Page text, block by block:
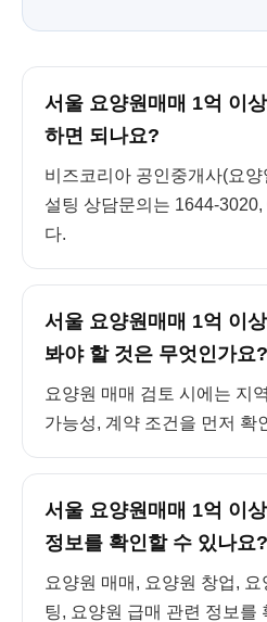
서울 요양원매매 1억 이
하면 되나요?
비즈코리아 공인중개사(요
설팅 상담문의는 1644-3020,
다.
서울 요양원매매 1억 이
봐야 할 것은 무엇인가요?
요양원 매매 검토 시에는 지
가능성, 계약 조건을 먼저 확
서울 요양원매매 1억 이
정보를 확인할 수 있나요?
요양원 매매, 요양원 창업,
팅, 요양원 급매 관련 정보를